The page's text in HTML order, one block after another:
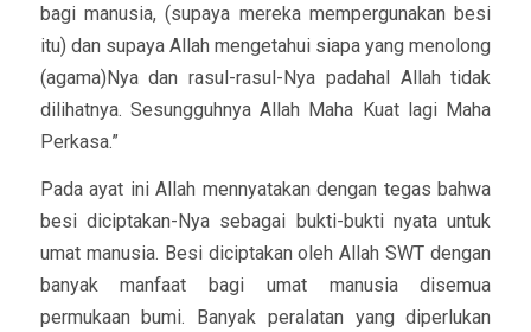
bagi manusia, (supaya mereka mempergunakan besi
itu) dan supaya Allah mengetahui siapa yang menolong
(agama)Nya dan rasul-rasul-Nya padahal Allah tidak
dilihatnya. Sesungguhnya Allah Maha Kuat lagi Maha
Perkasa.”
Pada ayat ini Allah mennyatakan dengan tegas bahwa
besi diciptakan-Nya sebagai bukti-bukti nyata untuk
umat manusia. Besi diciptakan oleh Allah SWT dengan
banyak manfaat bagi umat manusia disemua
permukaan bumi. Banyak peralatan yang diperlukan